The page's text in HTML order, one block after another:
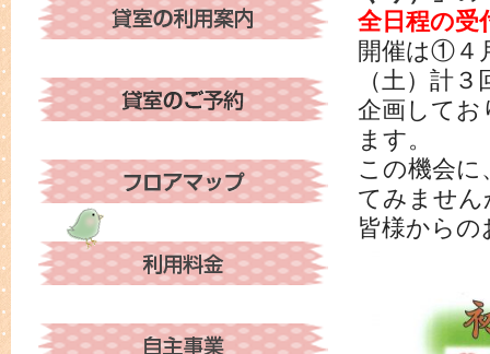
全日程の受
開催は①４
（土）計３
企画してお
ます。
この機会
てみません
皆様から